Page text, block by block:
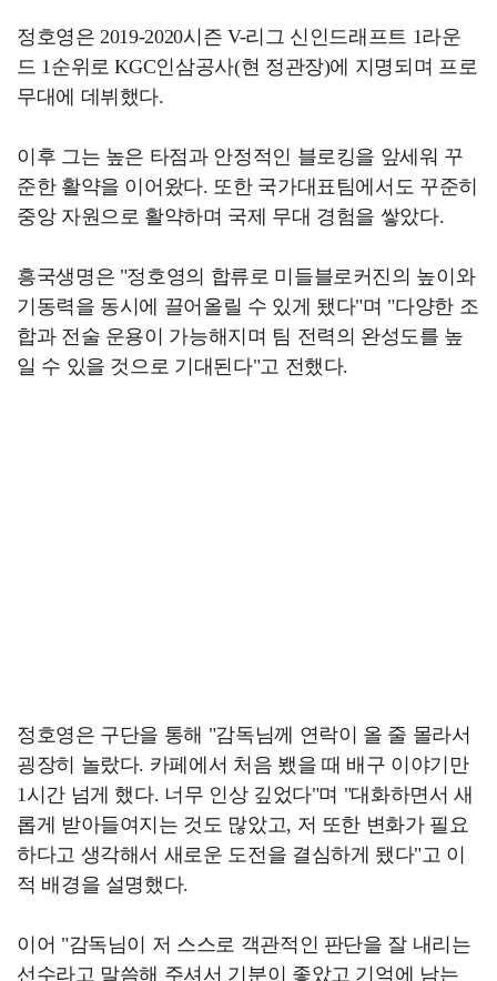
정호영은 2019-2020시즌 V-리그 신인드래프트 1라운
드 1순위로 KGC인삼공사(현 정관장)에 지명되며 프로
무대에 데뷔했다.
이후 그는 높은 타점과 안정적인 블로킹을 앞세워 꾸
준한 활약을 이어왔다. 또한 국가대표팀에서도 꾸준히
중앙 자원으로 활약하며 국제 무대 경험을 쌓았다.
흥국생명은 "정호영의 합류로 미들블로커진의 높이와
기동력을 동시에 끌어올릴 수 있게 됐다"며 "다양한 조
합과 전술 운용이 가능해지며 팀 전력의 완성도를 높
일 수 있을 것으로 기대된다"고 전했다.
정호영은 구단을 통해 "감독님께 연락이 올 줄 몰라서
굉장히 놀랐다. 카페에서 처음 뵀을 때 배구 이야기만
1시간 넘게 했다. 너무 인상 깊었다"며 "대화하면서 새
롭게 받아들여지는 것도 많았고, 저 또한 변화가 필요
하다고 생각해서 새로운 도전을 결심하게 됐다"고 이
적 배경을 설명했다.
이어 "감독님이 저 스스로 객관적인 판단을 잘 내리는
선수라고 말씀해 주셔서 기분이 좋았고 기억에 남는